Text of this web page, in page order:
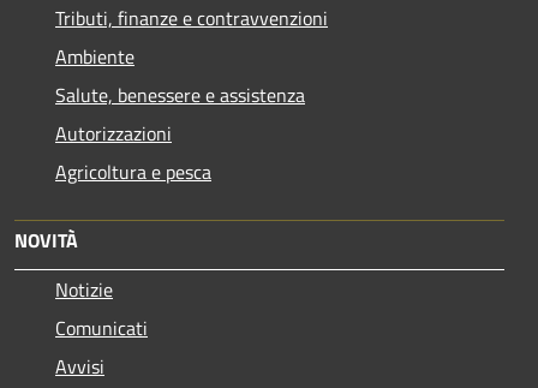
Tributi, finanze e contravvenzioni
Ambiente
Salute, benessere e assistenza
Autorizzazioni
Agricoltura e pesca
NOVITÀ
Notizie
Comunicati
Avvisi